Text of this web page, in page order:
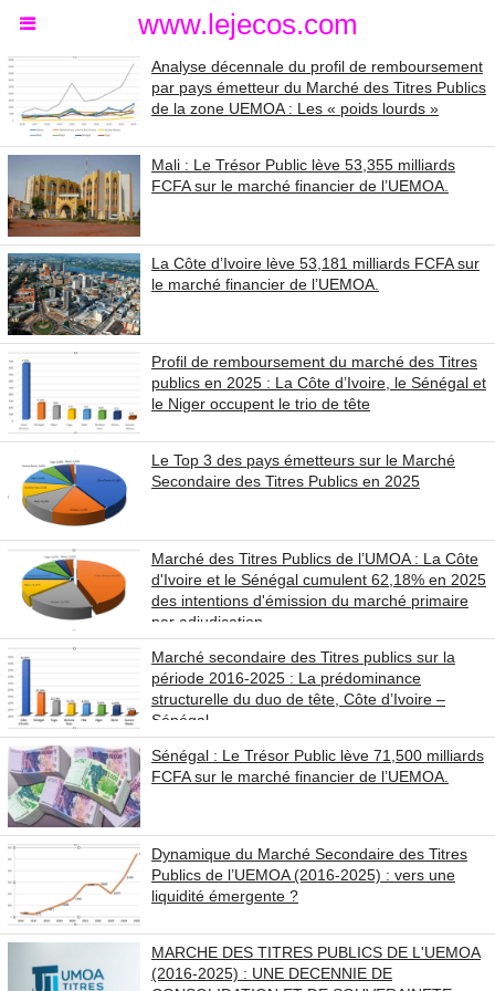
www.lejecos.com
Analyse décennale du profil de remboursement
par pays émetteur du Marché des Titres Publics
de la zone UEMOA : Les « poids lourds »
Mali : Le Trésor Public lève 53,355 milliards
FCFA sur le marché financier de l’UEMOA.
La Côte d’Ivoire lève 53,181 milliards FCFA sur
le marché financier de l’UEMOA.
Profil de remboursement du marché des Titres
publics en 2025 : La Côte d’Ivoire, le Sénégal et
le Niger occupent le trio de tête
Le Top 3 des pays émetteurs sur le Marché
Secondaire des Titres Publics en 2025
Marché des Titres Publics de l’UMOA : La Côte
d'Ivoire et le Sénégal cumulent 62,18% en 2025
des intentions d'émission du marché primaire
par adjudication
Marché secondaire des Titres publics sur la
période 2016-2025 : La prédominance
structurelle du duo de tête, Côte d’Ivoire –
Sénégal
Sénégal : Le Trésor Public lève 71,500 milliards
FCFA sur le marché financier de l’UEMOA.
Dynamique du Marché Secondaire des Titres
Publics de l’UEMOA (2016-2025) : vers une
liquidité émergente ?
MARCHE DES TITRES PUBLICS DE L'UEMOA
(2016-2025) : UNE DECENNIE DE